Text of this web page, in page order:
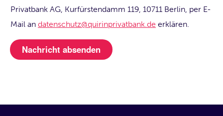
Privatbank AG, Kurfürstendamm 119, 10711 Berlin, per E-
Mail an datenschutz@quirinprivatbank.de erklären.